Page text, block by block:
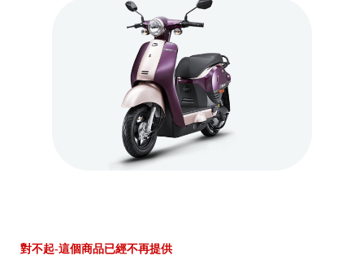
對不起-這個商品已經不再提供